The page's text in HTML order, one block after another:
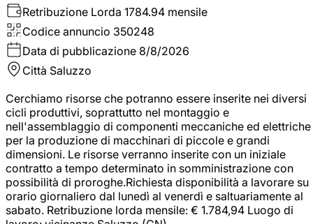
Retribuzione Lorda 1784.94 mensile
Codice annuncio 350248
Data di pubblicazione 8/8/2026
Città Saluzzo
Cerchiamo risorse che potranno essere inserite nei diversi
cicli produttivi, soprattutto nel montaggio e
nell'assemblaggio di componenti meccaniche ed elettriche
per la produzione di macchinari di piccole e grandi
dimensioni. Le risorse verranno inserite con un iniziale
contratto a tempo determinato in somministrazione con
possibilità di proroghe.Richiesta disponibilità a lavorare su
orario giornaliero dal lunedì al venerdì e saltuariamente al
sabato. Retribuzione lorda mensile: € 1.784,94 Luogo di